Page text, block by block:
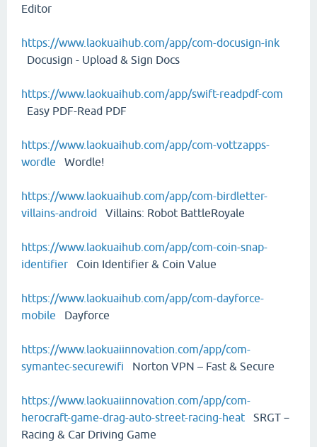
Editor
https://www.laokuaihub.com/app/com-docusign-ink
Docusign - Upload & Sign Docs
https://www.laokuaihub.com/app/swift-readpdf-com
Easy PDF-Read PDF
https://www.laokuaihub.com/app/com-vottzapps-
wordle Wordle!
https://www.laokuaihub.com/app/com-birdletter-
villains-android Villains: Robot BattleRoyale
https://www.laokuaihub.com/app/com-coin-snap-
identifier Coin Identifier & Coin Value
https://www.laokuaihub.com/app/com-dayforce-
mobile Dayforce
https://www.laokuaiinnovation.com/app/com-
symantec-securewifi Norton VPN – Fast & Secure
https://www.laokuaiinnovation.com/app/com-
herocraft-game-drag-auto-street-racing-heat SRGT－
Racing & Car Driving Game